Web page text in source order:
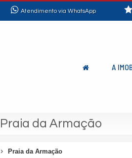
Atendimento via WhatsApp
A
da Armação
Praia da Armação